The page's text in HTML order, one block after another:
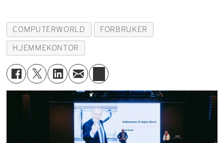
COMPUTERWORLD FORBRUKER
HJEMMEKONTOR